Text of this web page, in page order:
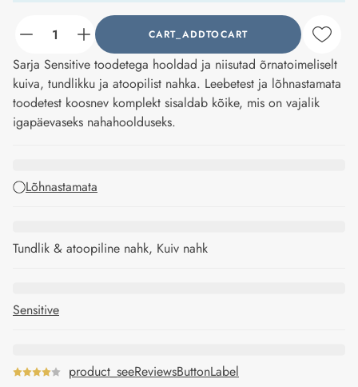
counter_current CART_ADDTOCART
Sarja Sensitive toodetega hooldad ja niisutad õrnatoimeliselt
kuiva, tundlikku ja atoopilist nahka. Leebetest ja lõhnastamata
toodetest koosnev komplekt sisaldab kõike, mis on vajalik
igapäevaseks nahahoolduseks.
Lõhnastamata
Tundlik & atoopiline nahk, Kuiv nahk
Sensitive
product_seeReviewsButtonLabel